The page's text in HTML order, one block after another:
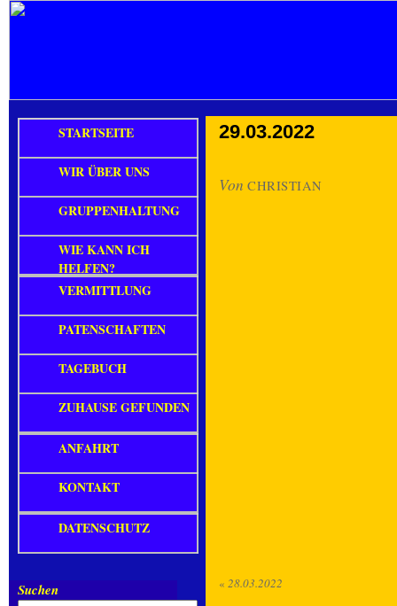
29.03.2022
Von CHRISTIAN
« 28.03.2022
STARTSEITE
WIR ÜBER UNS
GRUPPENHALTUNG
WIE KANN ICH
HELFEN?
VERMITTLUNG
PATENSCHAFTEN
TAGEBUCH
ZUHAUSE GEFUNDEN
ANFAHRT
KONTAKT
DATENSCHUTZ
Suchen